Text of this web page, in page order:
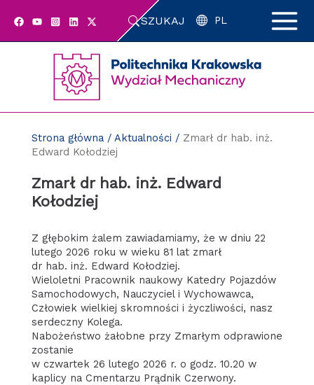
SZUKAJ PL
Strona główna/ Aktualności / Zmarł dr hab. inż.
Edward Kołodziej
Zmarł dr hab. inż. Edward
Kołodziej
Z głębokim żalem zawiadamiamy, że w dniu 22
lutego 2026 roku w wieku 81 lat zmarł
dr hab. inż. Edward Kołodziej.
Wieloletni Pracownik naukowy Katedry Pojazdów
Samochodowych, Nauczyciel i Wychowawca,
Człowiek wielkiej skromności i życzliwości, nasz
serdeczny Kolega.
Nabożeństwo żałobne przy Zmarłym odprawione
zostanie
w czwartek 26 lutego 2026 r. o godz. 10.20 w
kaplicy na Cmentarzu Prądnik Czerwony.